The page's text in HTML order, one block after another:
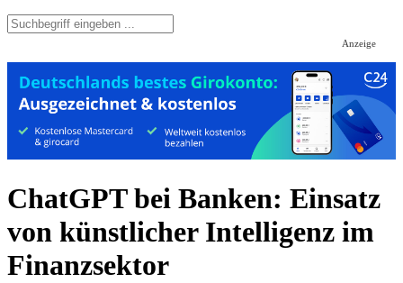
Anzeige
ChatGPT bei Banken: Einsatz
von künstlicher Intelligenz im
Finanzsektor